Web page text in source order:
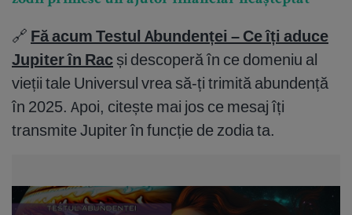
🔗 Fă acum Testul Abundenței – Ce îți aduce
Jupiter în Rac și descoperă în ce domeniu al
vieții tale Universul vrea să-ți trimită abundență
în 2025. Apoi, citește mai jos ce mesaj îți
transmite Jupiter în funcție de zodia ta.